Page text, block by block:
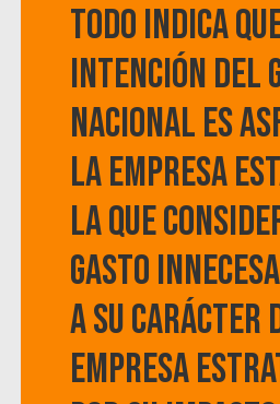
Todo indica
intención del
nacional es
la empresa
la que
gasto
a su carácter
empresa